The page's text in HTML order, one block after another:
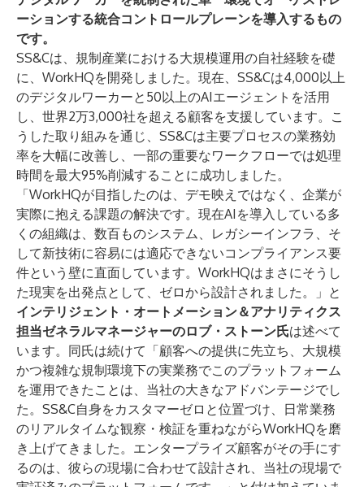
ーションする統合コントロールプレーンを導入するもの
です。
SS&Cは、規制産業における大規模運用の自社経験を礎
に、WorkHQを開発しました。現在、SS&Cは4,000以上
のデジタルワーカーと50以上のAIエージェントを活用
し、世界2万3,000社を超える顧客を支援しています。こ
うした取り組みを通じ、SS&Cは主要プロセスの業務効
率を大幅に改善し、一部の重要なワークフローでは処理
時間を最大95%削減することに成功しました。
「WorkHQが目指したのは、デモ映えではなく、企業が
実際に抱える課題の解決です。現在AIを導入している多
くの組織は、数百ものシステム、レガシーインフラ、そ
して新技術に容易には適応できないコンプライアンス要
件という壁に直面しています。WorkHQはまさにそうし
た現実を出発点として、ゼロから設計されました。」と
インテリジェント・オートメーション＆アナリティクス
担当ゼネラルマネージャーのロブ・ストーン氏は述べて
います。同氏は続けて「顧客への提供に先立ち、大規模
かつ複雑な規制環境下の実業務でこのプラットフォーム
を運用できたことは、当社の大きなアドバンテージでし
た。SS&C自身をカスタマーゼロと位置づけ、日常業務
のリアルタイムな観察・検証を重ねながらWorkHQを磨
き上げてきました。エンタープライズ顧客がその手にす
るのは、彼らの現場に合わせて設計され、当社の現場で